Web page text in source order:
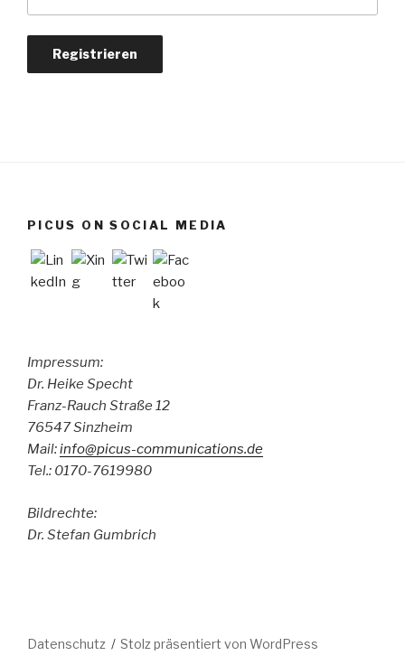
PICUS ON SOCIAL MEDIA
Impressum:
Dr. Heike Specht
Franz-Rauch Straße 12
76547 Sinzheim
Mail:info@picus-communications.de
Tel.: 0170-7619980
Bildrechte:
Dr. Stefan Gumbrich
Datenschutz Stolz präsentiert von WordPress